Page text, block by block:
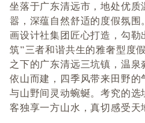
坐落于广东清远市，地处优质
嚣，深蕴自然舒适的度假氛
画设计社集团匠心打造，勾勒
筑”三者和谐共生的雅奢型度
之下的广东清远三坑镇，温
依山而建，四季风带来田野的
与山野间灵动蜿蜒。考究的
客独享一方山水，真切感受天